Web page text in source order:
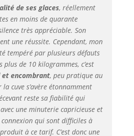
Commutateur
rotatif : vous
contrôlez le temps
de préparation de
manière très
flexible grâce à un
commutateur
rotatif facile à
utiliser et pouvez
réajuster à tout
moment.
Comprend :
Machine à glaçons
de ses glaces, réellement
en moins de quarante
très appréciable. Son
une réussite. Cependant, mon
tempéré par plusieurs défauts
plus de 10 kilogrammes, c’est
et encombrant, peu pratique au
cuve s’avère étonnamment
reste sa fiabilité qui
une minuterie capricieuse et
qui sont difficiles à
à ce tarif. C’est donc une